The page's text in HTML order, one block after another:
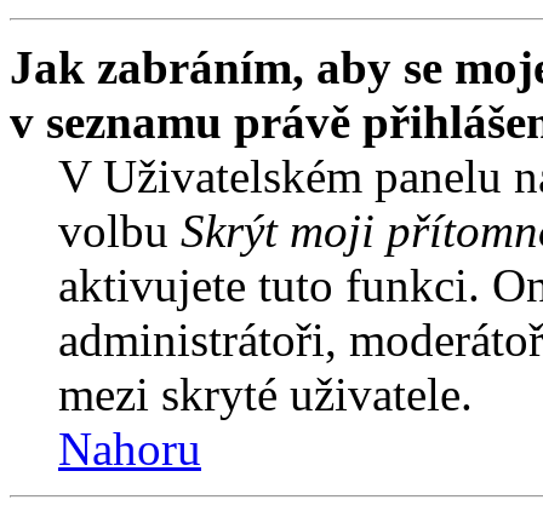
Jak zabráním, aby se
v seznamu právě
V Uživatelském panelu
volbu Skrýt moji
aktivujete tuto funkci.
administrátoři,
mezi skryté uživatele.
Nahoru